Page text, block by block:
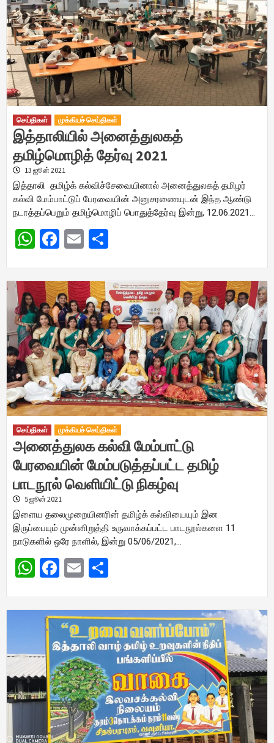
செய்திகள் முக்கியச் செய்திகள்
இத்தாலியில் அனைத்துலகத்
தமிழ்மொழித் தேர்வு 2021
13 ஜூன் 2021
இத்தாலி தமிழ்க் கல்விச்சேவையினால் அனைத்துலகத் தமிழர்
கல்வி மேம்பாட்டுப் பேரவையின் அனுசரணையுடன் இந்த ஆண்டு
நடாத்தப்பெறும் தமிழ்மொழிப் பொதுத்தேர்வு இன்று, 12.06.2021…
WhatsApp
Facebook
Email
செய்திகள் முக்கியச் செய்திகள்
அனைத்துலக கல்வி மேம்பாட்டு
பேரவையின் மேம்படுத்தப்பட்ட தமிழ்
பாடநூல் வெளியிட்டு நிகழ்வு
5 ஜூன் 2021
இளைய தலைமுறையினரின் தமிழ்க் கல்வியையும் இன
இருப்பையும் முன்னிறுத்தி உருவாக்கப்பட்ட பாடநூல்களை 11
நாடுகளில் ஒரே நாளில், இன்று 05/06/2021,…
WhatsApp
Facebook
Email